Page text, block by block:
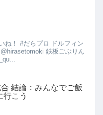
ね！ #だらプロ ドルフィン
鉄板ごぶりん
結論：みんなでご飯
行こう